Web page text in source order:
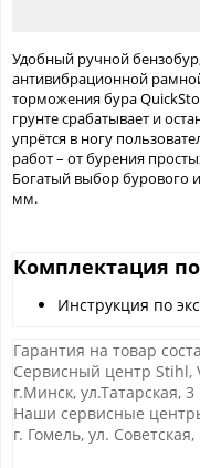
Удобный ручной
антивибрационной
торможения бура
грунте срабатывает и
упрётся в ногу
работ – от бурения
Богатый выбор бурового
мм.
Комплектация
Инструкция по
Гарантия на товар
Сервисный центр Stihl,
г.Минск, ул.Татарская, 3
Наши сервисные
г. Гомель, ул. Советская,